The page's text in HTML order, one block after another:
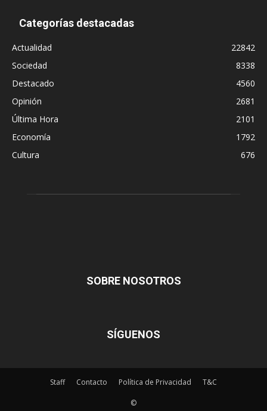
Categorías destacadas
Actualidad
22842
Sociedad
8338
Destacado
4560
Opinión
2681
Última Hora
2101
Economía
1792
Cultura
676
SOBRE NOSOTROS
SÍGUENOS
Staff Contacto Política de Privacidad T&C
©